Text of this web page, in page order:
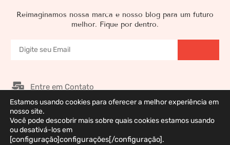
Reimaginamos nossa marca e nosso blog para um futuro
melhor. Fique por dentro.
Entre em Contato
Nossos Patrocinadores
Galeria de Imagens
Política de Privacidade
Estamos usando cookies para oferecer a melhor experiência em
nosso site.
Você pode descobrir mais sobre quais cookies estamos usando
ou desativá-los em
[configuração]configurações[/configuração].